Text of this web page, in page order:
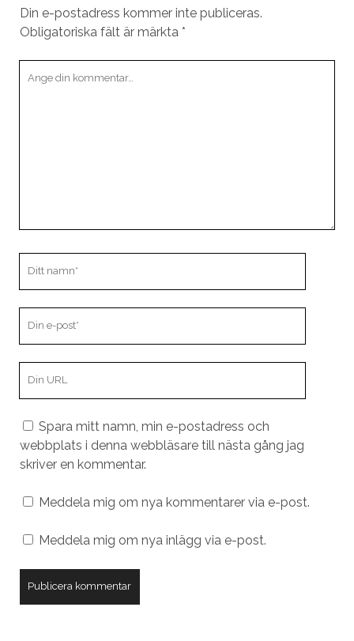
Din e-postadress kommer inte publiceras.
Obligatoriska fält är märkta *
kommentar
Spara mitt namn, min e-postadress och
webbplats i denna webbläsare till nästa gång jag
skriver en kommentar.
Meddela mig om nya kommentarer via e-post.
Meddela mig om nya inlägg via e-post.